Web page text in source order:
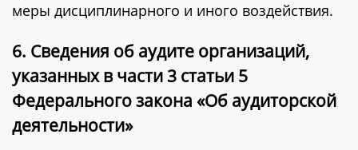
меры дисциплинарного и иного воздействия.
6. Сведения об аудите организаций,
указанных в части 3 статьи 5
Федерального закона «Об аудиторской
деятельности»